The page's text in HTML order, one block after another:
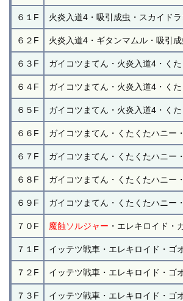
６１F 火炎入道4・吸引成虫・スカイド
６２F 火炎入道4・ギタンマムル・吸引
６３F ガイコツまてん・火炎入道4・く
６４F ガイコツまてん・火炎入道4・く
６５F ガイコツまてん・火炎入道4・く
６６F ガイコツまてん・くたくたハニー
６７F ガイコツまてん・くたくたハニー
６８F ガイコツまてん・くたくたハニー
６９F ガイコツまてん・くたくたハニー
７０F 魔蝕ソルジャー ・エレキロイド・
７１F イッテツ戦車・エレキロイド・ゴ
７２F イッテツ戦車・エレキロイド・ゴ
７３F イッテツ戦車・エレキロイド・ゴ